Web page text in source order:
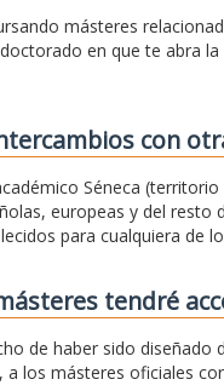
másteres
en que te abra
con
Séneca
europeas y del resto
para cualquiera de
tendré
de haber sido diseñado
los másteres oficiales